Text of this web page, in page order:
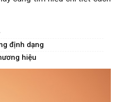
định dạng
hiệu